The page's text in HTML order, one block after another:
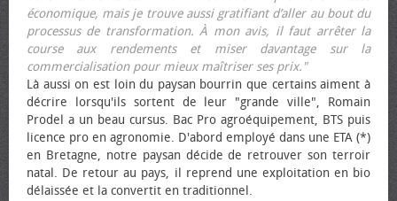
économique, mais je trouve aussi gratifiant d’aller au bout du
processus de transformation. À mon avis, il faut arrêter la
course aux rendements et miser davantage sur la
commercialisation pour mieux maîtriser ses prix."
Là aussi on est loin du paysan bourrin que certains aiment à
décrire lorsqu'ils sortent de leur "grande ville", Romain
Prodel a un beau cursus. Bac Pro agroéquipement, BTS puis
licence pro en agronomie. D'abord employé dans une ETA (*)
en Bretagne, notre paysan décide de retrouver son terroir
natal. De retour au pays, il reprend une exploitation en bio
délaissée et la convertit en traditionnel.